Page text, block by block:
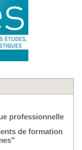
professionnelle
de formation